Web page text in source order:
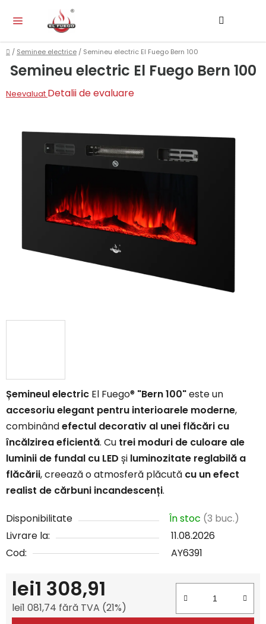
Acasă
/ Seminee electrice / Semineu electric El Fuego Bern 100
Șemineul electric El Fuego® "Bern 100"este un
accesoriu elegant pentru interioarele moderne,
combinândefectul decorativ al unei flăcări cu
încălzirea eficientă. Cu trei moduri de culoare ale
luminii de fundal cu LED și luminozitate reglabilă a
flăcării, creează o atmosferă plăcută cu un efect
realist de cărbuni incandescenți.
Disponibilitate În stoc (3 buc.)
Livrare la:
11.08.2026
Cod:
AY6391
lei1 308,91
lei1 081,74 fără TVA (21%)
Semineu electric El Fuego Bern 100
Evaluarea
produsului
Neevaluat Detalii de evaluare